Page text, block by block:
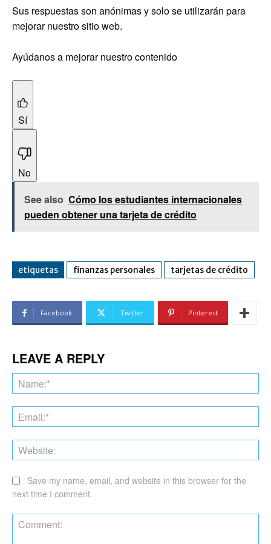
Sus respuestas son anónimas y solo se utilizarán para
mejorar nuestro sitio web.
Ayúdanos a mejorar nuestro contenido
Sí
No
See also Cómo los estudiantes internacionales
pueden obtener una tarjeta de crédito
etiquetas finanzas personales tarjetas de crédito
Facebook Twitter Pinterest
LEAVE A REPLY
Save my name, email, and website in this browser for the
next time I comment.